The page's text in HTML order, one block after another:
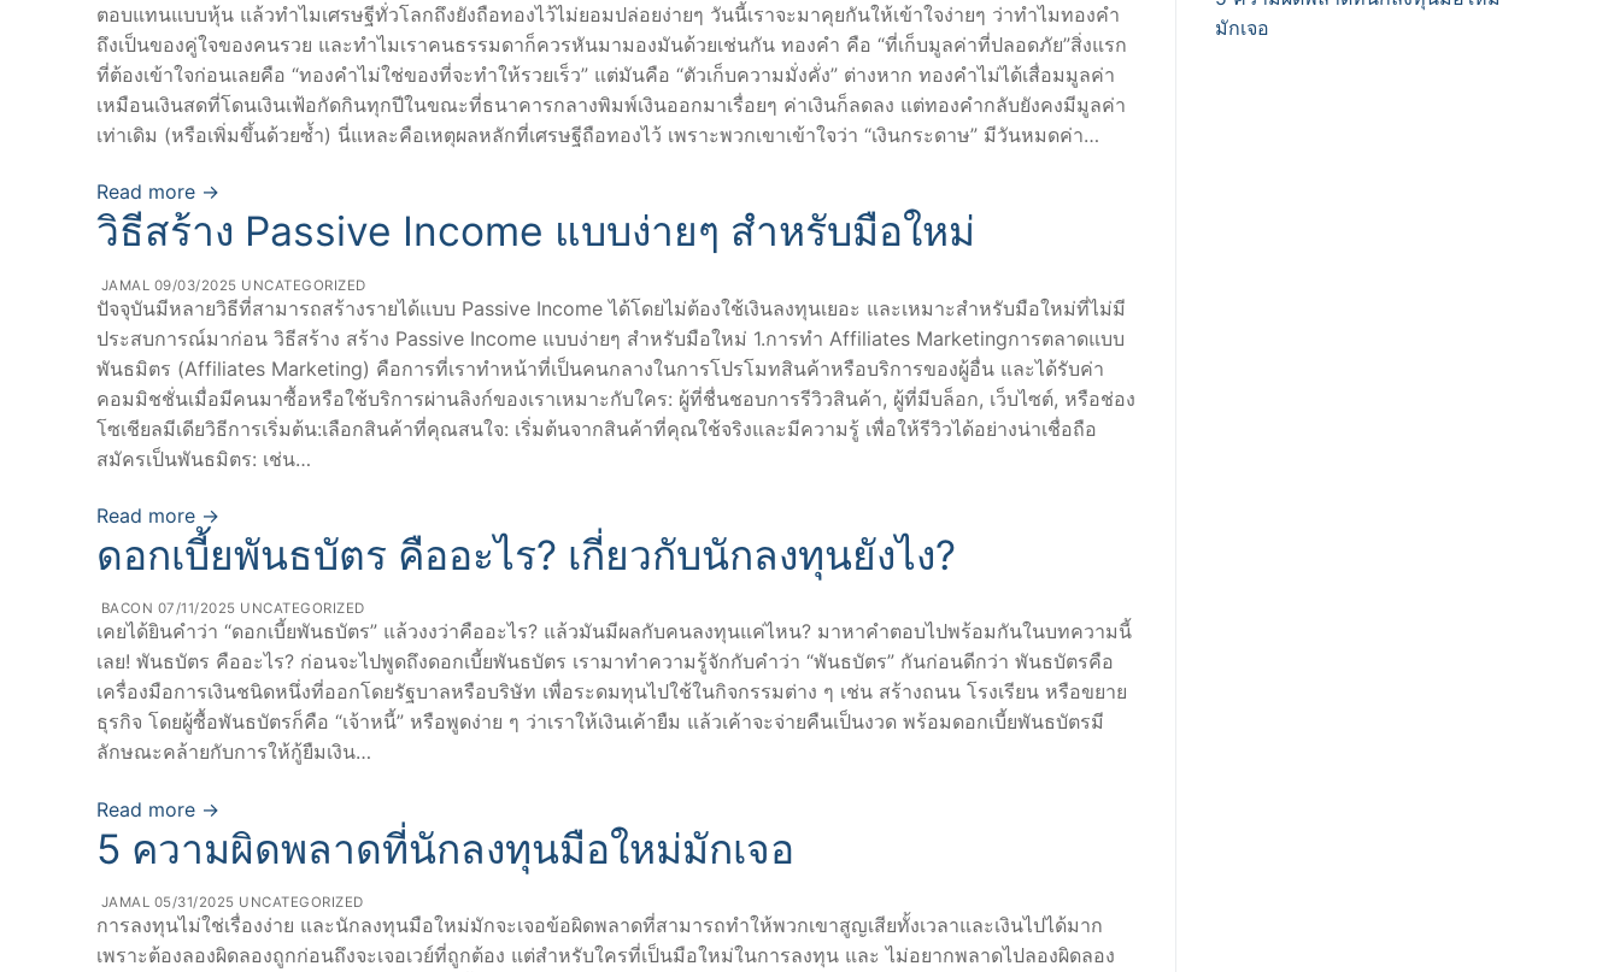
ตอบแทนแบบหุ้น แล้วทำไมเศรษฐีทั่วโลกถึงยังถือทองไว้ไม่ยอมปล่อยง่ายๆ วันนี้เราจะมาคุยกันให้เข้าใจง่ายๆ ว่าทำไมทองคำ
ถึงเป็นของคู่ใจของคนรวย และทำไมเราคนธรรมดาก็ควรหันมามองมันด้วยเช่นกัน ทองคำ คือ “ที่เก็บมูลค่าที่ปลอดภัย”สิ่งแรก
ที่ต้องเข้าใจก่อนเลยคือ “ทองคำไม่ใช่ของที่จะทำให้รวยเร็ว” แต่มันคือ “ตัวเก็บความมั่งคั่ง” ต่างหาก ทองคำไม่ได้เสื่อมมูลค่า
เหมือนเงินสดที่โดนเงินเฟ้อกัดกินทุกปีในขณะที่ธนาคารกลางพิมพ์เงินออกมาเรื่อยๆ ค่าเงินก็ลดลง แต่ทองคำกลับยังคงมีมูลค่า
เท่าเดิม (หรือเพิ่มขึ้นด้วยซ้ำ) นี่แหละคือเหตุผลหลักที่เศรษฐีถือทองไว้ เพราะพวกเขาเข้าใจว่า “เงินกระดาษ” มีวันหมดค่า…
Read more →
วิธีสร้าง Passive Income แบบง่ายๆ สำหรับมือใหม่
JAMAL 09/03/2025 UNCATEGORIZED
ปัจจุบันมีหลายวิธีที่สามารถสร้างรายได้แบบ Passive Income ได้โดยไม่ต้องใช้เงินลงทุนเยอะ และเหมาะสำหรับมือใหม่ที่ไม่มี
ประสบการณ์มาก่อน วิธีสร้าง สร้าง Passive Income แบบง่ายๆ สำหรับมือใหม่ 1.การทำ Affiliates Marketingการตลาดแบบ
พันธมิตร (Affiliates Marketing) คือการที่เราทำหน้าที่เป็นคนกลางในการโปรโมทสินค้าหรือบริการของผู้อื่น และได้รับค่า
คอมมิชชั่นเมื่อมีคนมาซื้อหรือใช้บริการผ่านลิงก์ของเราเหมาะกับใคร: ผู้ที่ชื่นชอบการรีวิวสินค้า, ผู้ที่มีบล็อก, เว็บไซต์, หรือช่อง
โซเชียลมีเดียวิธีการเริ่มต้น:เลือกสินค้าที่คุณสนใจ: เริ่มต้นจากสินค้าที่คุณใช้จริงและมีความรู้ เพื่อให้รีวิวได้อย่างน่าเชื่อถือ
สมัครเป็นพันธมิตร: เช่น…
Read more →
ดอกเบี้ยพันธบัตร คืออะไร? เกี่ยวกับนักลงทุนยังไง?
BACON 07/11/2025 UNCATEGORIZED
เคยได้ยินคำว่า “ดอกเบี้ยพันธบัตร” แล้วงงว่าคืออะไร? แล้วมันมีผลกับคนลงทุนแค่ไหน? มาหาคำตอบไปพร้อมกันในบทความนี้
เลย! พันธบัตร คืออะไร? ก่อนจะไปพูดถึงดอกเบี้ยพันธบัตร เรามาทำความรู้จักกับคำว่า “พันธบัตร” กันก่อนดีกว่า พันธบัตรคือ
เครื่องมือการเงินชนิดหนึ่งที่ออกโดยรัฐบาลหรือบริษัท เพื่อระดมทุนไปใช้ในกิจกรรมต่าง ๆ เช่น สร้างถนน โรงเรียน หรือขยาย
ธุรกิจ โดยผู้ซื้อพันธบัตรก็คือ “เจ้าหนี้” หรือพูดง่าย ๆ ว่าเราให้เงินเค้ายืม แล้วเค้าจะจ่ายคืนเป็นงวด พร้อมดอกเบี้ยพันธบัตรมี
ลักษณะคล้ายกับการให้กู้ยืมเงิน…
Read more →
5 ความผิดพลาดที่นักลงทุนมือใหม่มักเจอ
JAMAL 05/31/2025 UNCATEGORIZED
การลงทุนไม่ใช่เรื่องง่าย และนักลงทุนมือใหม่มักจะเจอข้อผิดพลาดที่สามารถทำให้พวกเขาสูญเสียทั้งเวลาและเงินไปได้มาก
เพราะต้องลองผิดลองถูกก่อนถึงจะเจอเวย์ที่ถูกต้อง แต่สำหรับใครที่เป็นมือใหม่ในการลงทุน และ ไม่อยากพลาดไปลองผิดลอง
มักเจอ